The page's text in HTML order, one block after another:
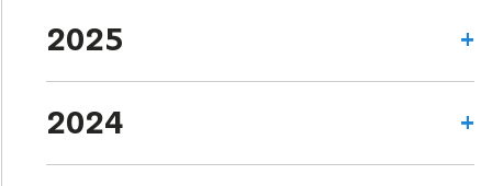
2025
2024